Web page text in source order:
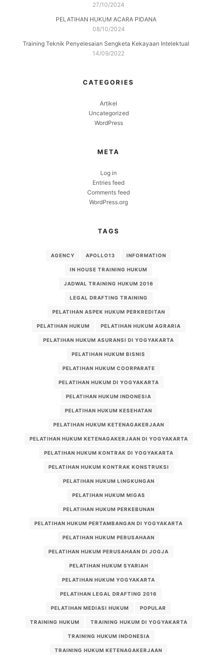
27/10/2024
PELATIHAN HUKUM ACARA PIDANA
08/10/2024
Training Teknik Penyelesaian Sengketa Kekayaan Intelektual
14/09/2022
CATEGORIES
Artikel
Uncategorized
WordPress
META
Log in
Entries feed
Comments feed
WordPress.org
TAGS
AGENCY APOLLO13 INFORMATION
IN HOUSE TRAINING HUKUM
JADWAL TRAINING HUKUM 2016
LEGAL DRAFTING TRAINING
PELATIHAN ASPEK HUKUM PERKREDITAN
PELATIHAN HUKUM PELATIHAN HUKUM AGRARIA
PELATIHAN HUKUM ASURANSI DI YOGYAKARTA
PELATIHAN HUKUM BISNIS
PELATIHAN HUKUM COORPARATE
PELATIHAN HUKUM DI YOGYAKARTA
PELATIHAN HUKUM INDONESIA
PELATIHAN HUKUM KESEHATAN
PELATIHAN HUKUM KETENAGAKERJAAN
PELATIHAN HUKUM KETENAGAKERJAAN DI YOGYAKARTA
PELATIHAN HUKUM KONTRAK DI YOGYAKARTA
PELATIHAN HUKUM KONTRAK KONSTRUKSI
PELATIHAN HUKUM LINGKUNGAN
PELATIHAN HUKUM MIGAS
PELATIHAN HUKUM PERKEBUNAN
PELATIHAN HUKUM PERTAMBANGAN DI YOGYAKARTA
PELATIHAN HUKUM PERUSAHAAN
PELATIHAN HUKUM PERUSAHAAN DI JOGJA
PELATIHAN HUKUM SYARIAH
PELATIHAN HUKUM YOGYAKARTA
PELATIHAN LEGAL DRAFTING 2016
PELATIHAN MEDIASI HUKUM POPULAR
TRAINING HUKUM TRAINING HUKUM DI YOGYAKARTA
TRAINING HUKUM INDONESIA
TRAINING HUKUM KETENAGAKERJAAN